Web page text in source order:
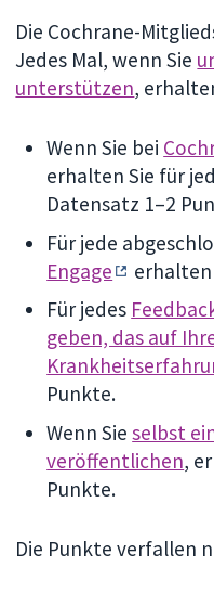
Die Cochrane-
Jedes Mal, wenn Sie
unterstützen,
Wenn Sie bei
erhalten Sie für
Datensatz 1–2
Für jede
Engage
erhalten
Für jedes
geben, das auf
Punkte.
Wenn Sieselbst
veröffentlichen,
Punkte.
Die Punkte verfallen